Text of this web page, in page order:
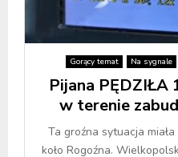
Gorący temat Na sygnale
Pijana PĘDZIŁA
w terenie
Ta groźna sytuacja
koło Rogoźna.